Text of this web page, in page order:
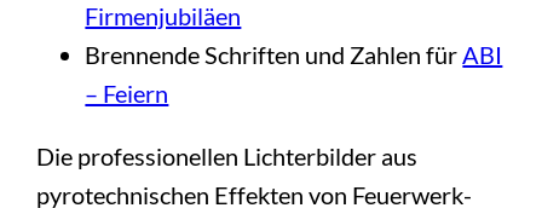
Firmenjubiläen
Brennende Schriften und Zahlen fürABI
– Feiern
Die professionellen Lichterbilder aus
pyrotechnischen Effekten von Feuerwerk-